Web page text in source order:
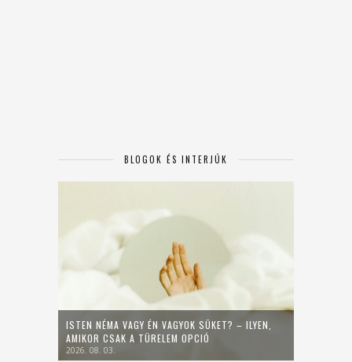
BLOGOK ÉS INTERJÚK
ISTEN NÉMA VAGY ÉN VAGYOK SÜKET? – ILYEN,
AMIKOR CSAK A TÜRELEM OPCIÓ
2026. 08. 03.